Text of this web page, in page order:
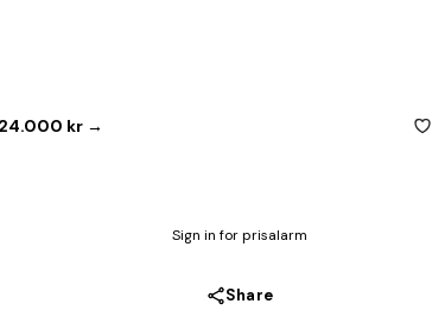
24.000 kr →
Sign in for prisalarm
Share